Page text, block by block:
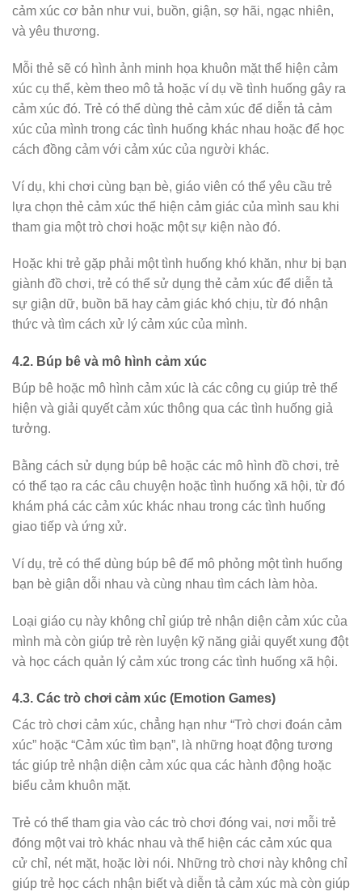
cảm xúc cơ bản như vui, buồn, giận, sợ hãi, ngạc nhiên,
và yêu thương.
Mỗi thẻ sẽ có hình ảnh minh họa khuôn mặt thể hiện cảm
xúc cụ thể, kèm theo mô tả hoặc ví dụ về tình huống gây ra
cảm xúc đó. Trẻ có thể dùng thẻ cảm xúc để diễn tả cảm
xúc của mình trong các tình huống khác nhau hoặc để học
cách đồng cảm với cảm xúc của người khác.
Ví dụ, khi chơi cùng bạn bè, giáo viên có thể yêu cầu trẻ
lựa chọn thẻ cảm xúc thể hiện cảm giác của mình sau khi
tham gia một trò chơi hoặc một sự kiện nào đó.
Hoặc khi trẻ gặp phải một tình huống khó khăn, như bị bạn
giành đồ chơi, trẻ có thể sử dụng thẻ cảm xúc để diễn tả
sự giận dữ, buồn bã hay cảm giác khó chịu, từ đó nhận
thức và tìm cách xử lý cảm xúc của mình.
4.2. Búp bê và mô hình cảm xúc
Búp bê hoặc mô hình cảm xúc là các công cụ giúp trẻ thể
hiện và giải quyết cảm xúc thông qua các tình huống giả
tưởng.
Bằng cách sử dụng búp bê hoặc các mô hình đồ chơi, trẻ
có thể tạo ra các câu chuyện hoặc tình huống xã hội, từ đó
khám phá các cảm xúc khác nhau trong các tình huống
giao tiếp và ứng xử.
Ví dụ, trẻ có thể dùng búp bê để mô phỏng một tình huống
bạn bè giận dỗi nhau và cùng nhau tìm cách làm hòa.
Loại giáo cụ này không chỉ giúp trẻ nhận diện cảm xúc của
mình mà còn giúp trẻ rèn luyện kỹ năng giải quyết xung đột
và học cách quản lý cảm xúc trong các tình huống xã hội.
4.3. Các trò chơi cảm xúc (Emotion Games)
Các trò chơi cảm xúc, chẳng hạn như “Trò chơi đoán cảm
xúc” hoặc “Cảm xúc tìm bạn”, là những hoạt động tương
tác giúp trẻ nhận diện cảm xúc qua các hành động hoặc
biểu cảm khuôn mặt.
Trẻ có thể tham gia vào các trò chơi đóng vai, nơi mỗi trẻ
đóng một vai trò khác nhau và thể hiện các cảm xúc qua
cử chỉ, nét mặt, hoặc lời nói. Những trò chơi này không chỉ
giúp trẻ học cách nhận biết và diễn tả cảm xúc mà còn giúp